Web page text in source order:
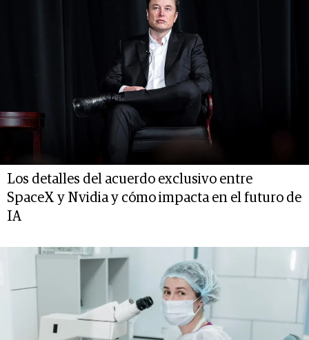
Los detalles del acuerdo exclusivo entre
SpaceX y Nvidia y cómo impacta en el futuro de
IA